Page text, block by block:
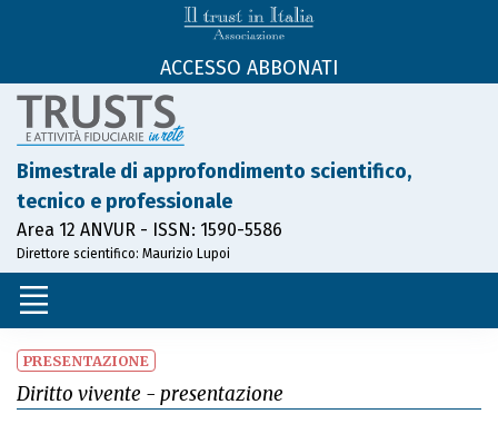
ACCESSO ABBONATI
Bimestrale di approfondimento scientifico,
tecnico e professionale
Area 12 ANVUR - ISSN: 1590-5586
Direttore scientifico: Maurizio Lupoi
PRESENTAZIONE
Diritto vivente - presentazione